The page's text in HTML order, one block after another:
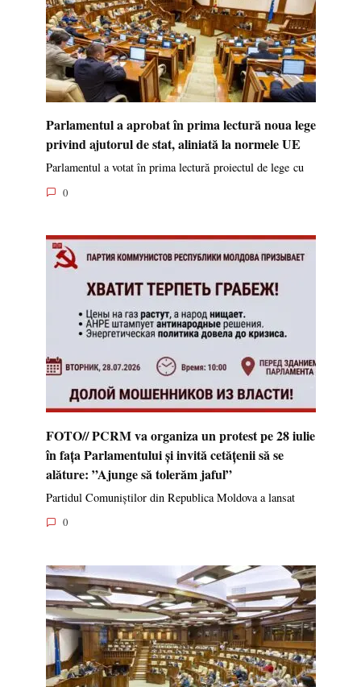
Parlamentul a aprobat în prima lectură noua lege
privind ajutorul de stat, aliniată la normele UE
Parlamentul a votat în prima lectură proiectul de lege cu
0
FOTO// PCRM va organiza un protest pe 28 iulie
în fața Parlamentului și invită cetățenii să se
alăture: ”Ajunge să tolerăm jaful”
Partidul Comuniștilor din Republica Moldova a lansat
0